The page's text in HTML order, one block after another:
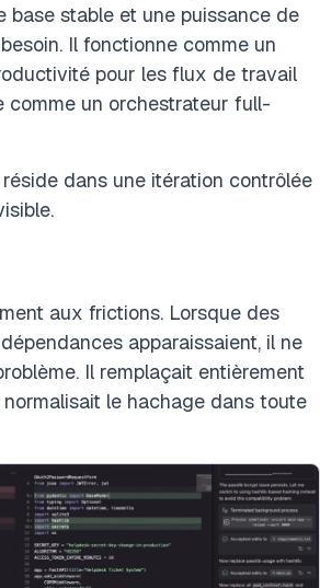
base stable et une puissance de
Il fonctionne comme un
pour les flux de travail
comme un orchestrateur full-
dans une itération contrôlée
aux frictions. Lorsque des
apparaissaient, il ne
Il remplaçait entièrement
le hachage dans toute